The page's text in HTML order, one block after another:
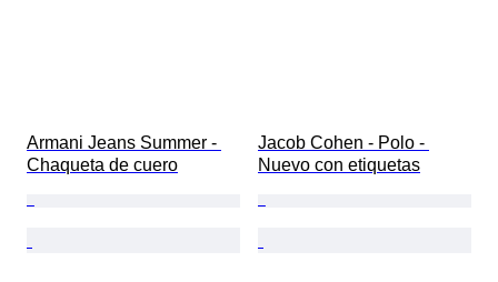
Armani Jeans Summer -
Chaqueta de cuero
Jacob Cohen - Polo -
Nuevo con etiquetas